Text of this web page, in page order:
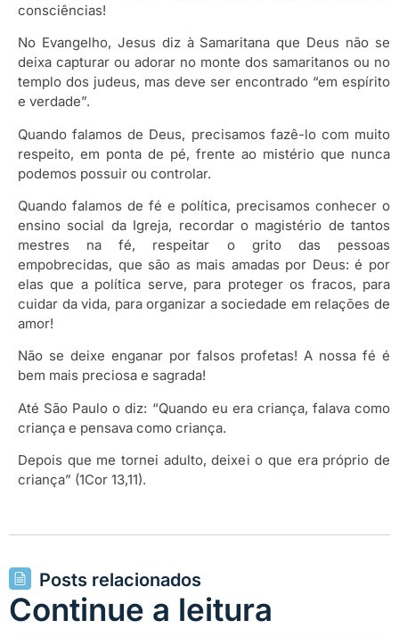
consciências!
No Evangelho, Jesus diz à Samaritana que Deus não se
deixa capturar ou adorar no monte dos samaritanos ou no
templo dos judeus, mas deve ser encontrado “em espírito
e verdade”.
Quando falamos de Deus, precisamos fazê-lo com muito
respeito, em ponta de pé, frente ao mistério que nunca
podemos possuir ou controlar.
Quando falamos de fé e política, precisamos conhecer o
ensino social da Igreja, recordar o magistério de tantos
mestres na fé, respeitar o grito das pessoas
empobrecidas, que são as mais amadas por Deus: é por
elas que a política serve, para proteger os fracos, para
cuidar da vida, para organizar a sociedade em relações de
amor!
Não se deixe enganar por falsos profetas! A nossa fé é
bem mais preciosa e sagrada!
Até São Paulo o diz: “Quando eu era criança, falava como
criança e pensava como criança.
Depois que me tornei adulto, deixei o que era próprio de
criança” (1Cor 13,11).
Posts relacionados
Continue a leitura